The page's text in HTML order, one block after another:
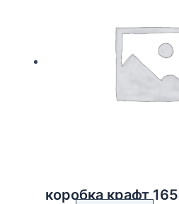
коробка крафт